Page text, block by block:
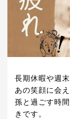
長期休暇や週
あの笑顔に会
孫と過ごす時
きです。